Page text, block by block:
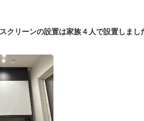
スクリーンの設置は家族４人で設置しまし